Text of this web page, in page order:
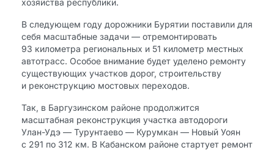
хозяйства республики.
В следующем году дорожники Бурятии поставили для
себя масштабные задачи — отремонтировать
93 километра региональных и 51 километр местных
автотрасс. Особое внимание будет уделено ремонту
существующих участков дорог, строительству
и реконструкцию мостовых переходов.
Так, в Баргузинском районе продолжится
масштабная реконструкция участка автодороги
Улан-Удэ — Турунтаево — Курумкан — Новый Уоян
с 291 по 312 км. В Кабанском районе стартует ремонт